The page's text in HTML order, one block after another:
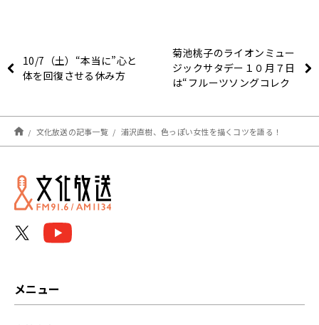
10/7（土）“本当に”心と
体を回復させる休み方
菊池桃子のライオンミュー
ジックサタデー１０月７日
は“フルーツソングコレク
た！
文化放送の記事一覧 浦沢直樹、色っぽい女性を描くコツを語る！
メニュー